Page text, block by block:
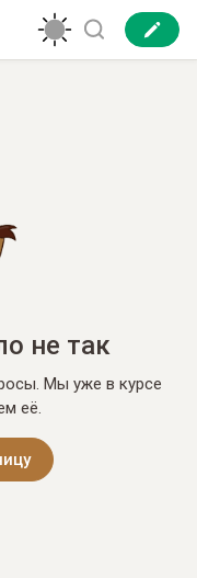
не так
Мы уже в курсе
её.